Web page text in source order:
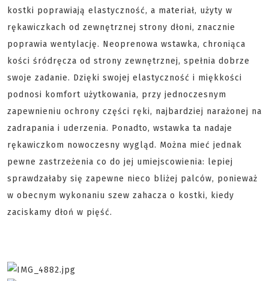
kostki poprawiają elastyczność, a materiał, użyty w
rękawiczkach od zewnętrznej strony dłoni, znacznie
poprawia wentylację. Neoprenowa wstawka, chroniąca
kości śródręcza od strony zewnętrznej, spełnia dobrze
swoje zadanie. Dzięki swojej elastyczność i miękkości
podnosi komfort użytkowania, przy jednoczesnym
zapewnieniu ochrony części ręki, najbardziej narażonej na
zadrapania i uderzenia. Ponadto, wstawka ta nadaje
rękawiczkom nowoczesny wygląd. Można mieć jednak
pewne zastrzeżenia co do jej umiejscowienia: lepiej
sprawdzałaby się zapewne nieco bliżej palców, ponieważ
w obecnym wykonaniu szew zahacza o kostki, kiedy
zaciskamy dłoń w pięść.